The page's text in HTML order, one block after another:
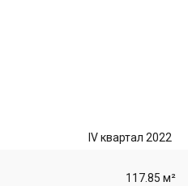
IV квартал 2022
117.85 м²